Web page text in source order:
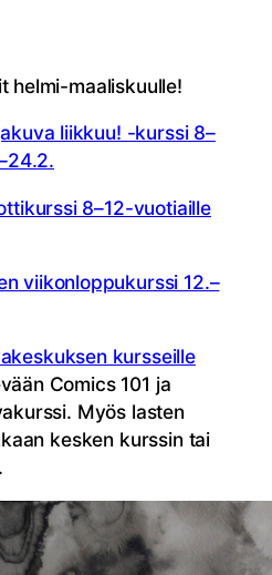
helmi-maaliskuulle!
liikkuu! -kurssi 8–
8–12-vuotiaille
viikonloppukurssi 12.–
kursseille
Comics 101 ja
Myös lasten
kesken kurssin tai